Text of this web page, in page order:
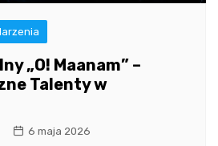
„O! Maanam” –
Talenty w
6 maja 2026